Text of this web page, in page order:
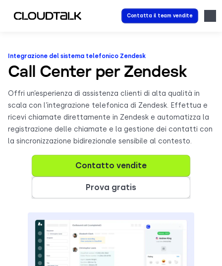
Contatta il team vendite
Integrazione del sistema telefonico Zendesk
Call Center per Zendesk
Offri un’esperienza di assistenza clienti di alta qualità in
scala con l’integrazione telefonica di Zendesk. Effettua e
ricevi chiamate direttamente in Zendesk e automatizza la
registrazione delle chiamate e la gestione dei contatti con
la sincronizzazione bidirezionale sensibile al contesto.
Contatto vendite
Prova gratis